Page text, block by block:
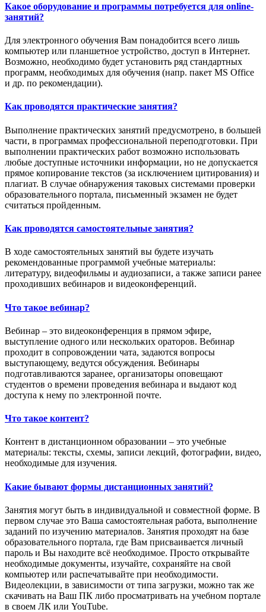
Какое оборудование и программы потребуется для online-
занятий?
Для электронного обучения Вам понадобится всего лишь
компьютер или планшетное устройство, доступ в Интернет.
Возможно, необходимо будет установить ряд стандартных
программ, необходимых для обучения (напр. пакет MS Office
и др. по рекомендации).
Как проводятся практические занятия?
Выполнение практических занятий предусмотрено, в большей
части, в программах профессиональной переподготовки. При
выполнении практических работ возможно использовать
любые доступные источники информации, но не допускается
прямое копирование текстов (за исключением цитирования) и
плагиат. В случае обнаружения таковых системами проверки
образовательного портала, письменный экзамен не будет
считаться пройденным.
Как проводятся самостоятельные занятия?
В ходе самостоятельных занятий вы будете изучать
рекомендованные программой учебные материалы:
литературу, видеофильмы и аудиозаписи, а также записи ранее
проходивших вебинаров и видеоконференций.
Что такое вебинар?
Вебинар – это видеоконференция в прямом эфире,
выступление одного или нескольких ораторов. Вебинар
проходит в сопровождении чата, задаются вопросы
выступающему, ведутся обсуждения. Вебинары
подготавливаются заранее, организаторы оповещают
студентов о времени проведения вебинара и выдают код
доступа к нему по электронной почте.
Что такое контент?
Контент в дистанционном образовании – это учебные
материалы: тексты, схемы, записи лекций, фотографии, видео,
необходимые для изучения.
Какие бывают формы дистанционных занятий?
Занятия могут быть в индивидуальной и совместной форме. В
первом случае это Ваша самостоятельная работа, выполнение
заданий по изучению материалов. Занятия проходят на базе
образовательного портала, где Вам присваивается личный
пароль и Вы находите всё необходимое. Просто открывайте
необходимые документы, изучайте, сохраняйте на свой
компьютер или распечатывайте при необходимости.
Видеолекции, в зависимости от типа загрузки, можно так же
скачивать на Ваш ПК либо просматривать на учебном портале
в своем ЛК или YouTube.